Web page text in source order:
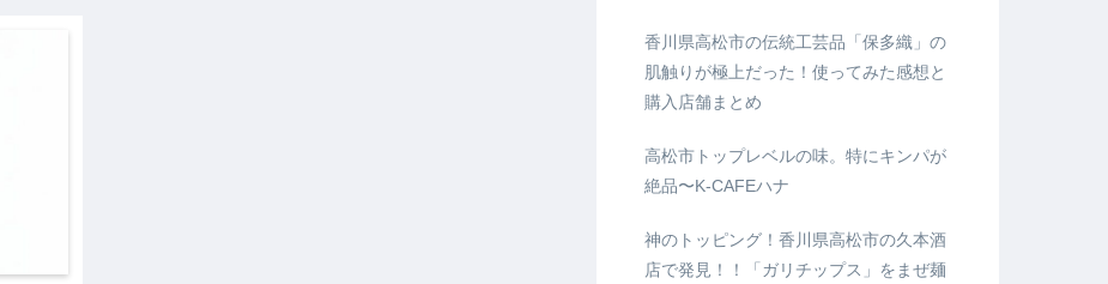
香川県高松市の伝統工芸品「保多織」の
肌触りが極上だった！使ってみた感想と
購入店舗まとめ
高松市トップレベルの味。特にキンパが
絶品〜K-CAFEハナ
神のトッピング！香川県高松市の久本酒
店で発見！！「ガリチップス」をまぜ麺